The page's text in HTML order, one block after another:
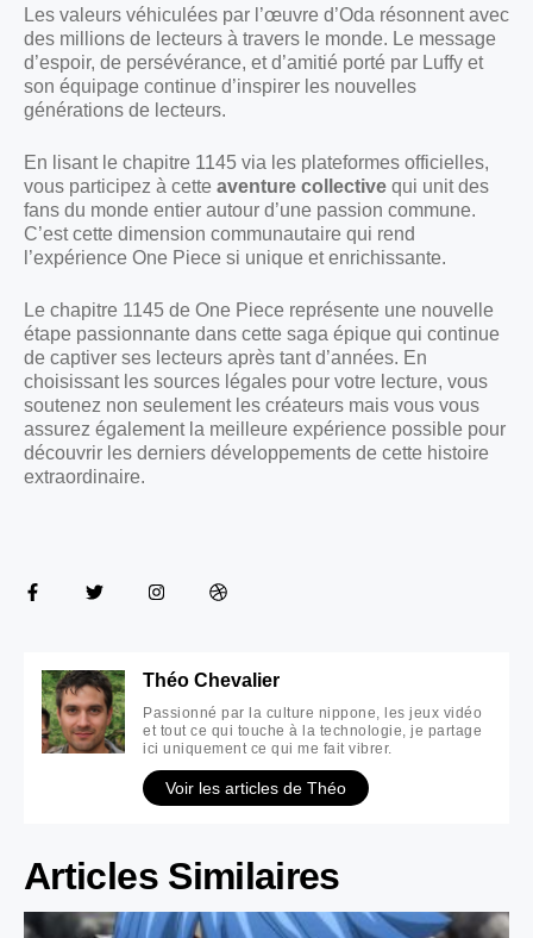
Les valeurs véhiculées par l’œuvre d’Oda résonnent avec
des millions de lecteurs à travers le monde. Le message
d’espoir, de persévérance, et d’amitié porté par Luffy et
son équipage continue d’inspirer les nouvelles
générations de lecteurs.
En lisant le chapitre 1145 via les plateformes officielles,
vous participez à cette aventure collective qui unit des
fans du monde entier autour d’une passion commune.
C’est cette dimension communautaire qui rend
l’expérience One Piece si unique et enrichissante.
Le chapitre 1145 de One Piece représente une nouvelle
étape passionnante dans cette saga épique qui continue
de captiver ses lecteurs après tant d’années. En
choisissant les sources légales pour votre lecture, vous
soutenez non seulement les créateurs mais vous vous
assurez également la meilleure expérience possible pour
découvrir les derniers développements de cette histoire
extraordinaire.
Théo Chevalier
Passionné par la culture nippone, les jeux vidéo
et tout ce qui touche à la technologie, je partage
ici uniquement ce qui me fait vibrer.
Voir les articles de Théo
Articles Similaires